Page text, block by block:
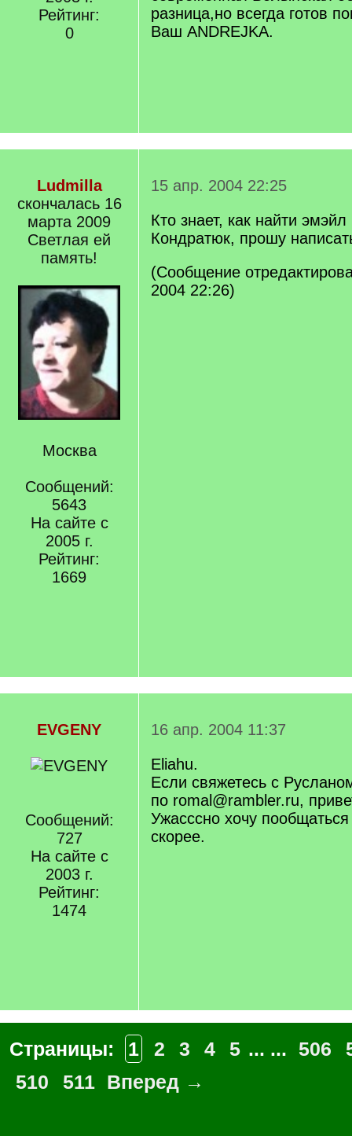
Рейтинг:
0
разница,но всегда готов
Ваш ANDREJKA.
Ludmilla
скончалась 16
марта 2009
Светлая ей
память!
Москва
Сообщений:
5643
На сайте с
2005 г.
Рейтинг:
1669
15 апр. 2004 22:25
Кто знает, как найти
Кондратюк, прошу
(Сообщение
2004 22:26)
EVGENY
Сообщений:
727
На сайте с
2003 г.
Рейтинг:
1474
16 апр. 2004 11:37
Eliahu.
Если свяжетесь с
по romal@rambler.ru,
Ужасссно хочу
скорее.
Страницы: 1 2 3 4 5 ... ... 506
510
511 Вперед →